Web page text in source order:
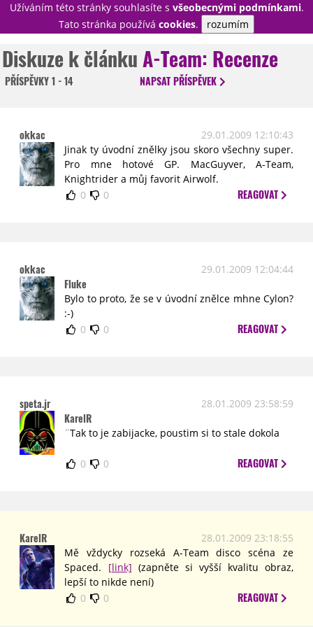
Užíváním této stránky souhlasíte s všeobecnými podmínkami.
Tato stránka používá cookies. rozumím
PŘIHLÁSIT
TRAILERY
GALERIE
DISKUZE
STATISTIKY
TIRÁŽ
Diskuze k článkuA-Team: Recenze
PŘÍSPĚVKY1 - 14 NAPSATPŘÍSPĚVEK
okkac
29.01.2009 12:10:43
Jinak ty úvodní znělky jsou skoro všechny super.
Pro mne hotové GP. MacGuyver, A-Team,
Knightrider a můj favorit Airwolf.
0
0 REAGOVAT
okkac 29.01.2009 12:04:44
Fluke
Bylo to proto, že se v úvodní znělce mhne Cylon?
:-)
0
0 REAGOVAT
speta.jr 28.01.2009 23:58:59
KarelR
¨Tak to je zabijacke, poustim si to stale dokola
0 0 REAGOVAT
KarelR
28.01.2009 23:18:55
Mě vždycky rozseká A-Team disco scéna ze
Spaced. [link] (zapněte si vyšší kvalitu obraz,
lepší to nikde není)
0
0 REAGOVAT